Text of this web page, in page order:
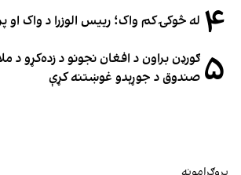
۴ له څوکۍ کم واک؛ رییس الوزرا د واک او
۵ ګورډن براون د افغان نجونو د زده‌کړو د
صندوق د جوړېدو غوښتنه کړې